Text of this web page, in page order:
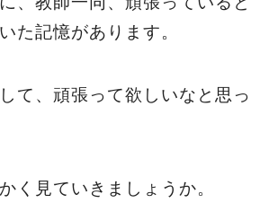
た記憶があります。
て、頑張って欲しいなと思っ
く見ていきましょうか。